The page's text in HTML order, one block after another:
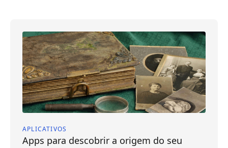
APLICATIVOS
Apps para descobrir a origem do seu